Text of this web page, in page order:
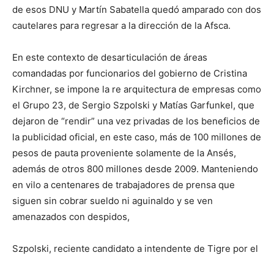
de esos DNU y Martín Sabatella quedó amparado con dos
cautelares para regresar a la dirección de la Afsca.
En este contexto de desarticulación de áreas
comandadas por funcionarios del gobierno de Cristina
Kirchner, se impone la re arquitectura de empresas como
el Grupo 23, de Sergio Szpolski y Matías Garfunkel, que
dejaron de “rendir” una vez privadas de los beneficios de
la publicidad oficial, en este caso, más de 100 millones de
pesos de pauta proveniente solamente de la Ansés,
además de otros 800 millones desde 2009. Manteniendo
en vilo a centenares de trabajadores de prensa que
siguen sin cobrar sueldo ni aguinaldo y se ven
amenazados con despidos,
Szpolski, reciente candidato a intendente de Tigre por el